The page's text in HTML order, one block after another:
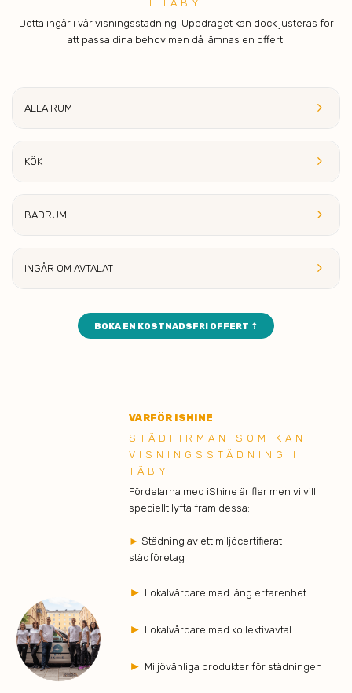
I TÄBY
Detta ingår i vår visningsstädning. Uppdraget kan dock justeras för
att passa dina behov men då lämnas en offert.
keyboard_arrow_right
ALLA RUM
keyboard_arrow_right
KÖK
keyboard_arrow_right
BADRUM
keyboard_arrow_right
INGÅR OM AVTALAT
BOKA EN KOSTNADSFRI OFFERT ⇡
VARFÖR ISHINE
STÄDFIRMAN SOM KAN
VISNINGSSTÄDNING I
TÄBY
Fördelarna med iShine är fler men vi vill
speciellt lyfta fram dessa:
► Städning av ett miljöcertifierat
städföretag
► Lokalvårdare med lång erfarenhet
► Lokalvårdare med kollektivavtal
► Miljövänliga produkter för städningen